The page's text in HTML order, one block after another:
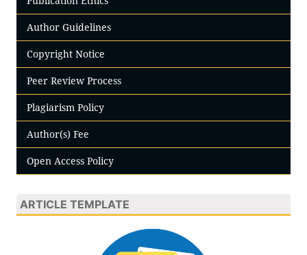
Author Guidelines
Copyright Notice
Peer Review Process
Plagiarism Policy
Author(s) Fee
Open Access Policy
ARTICLE TEMPLATE